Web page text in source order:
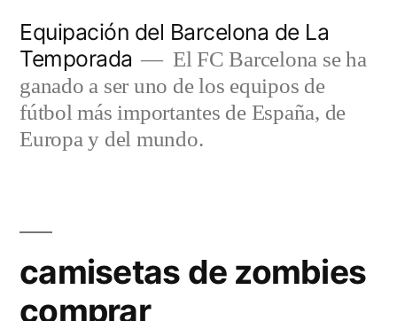
contenido
Equipación del Barcelona de La
Temporada
El FC Barcelona se ha
ganado a ser uno de los equipos de
fútbol más importantes de España, de
Europa y del mundo.
camisetas de zombies
comprar